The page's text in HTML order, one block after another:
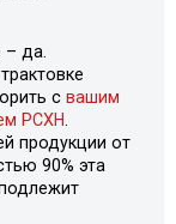
– да.
с вашим
РСХН
продукции от
90% эта